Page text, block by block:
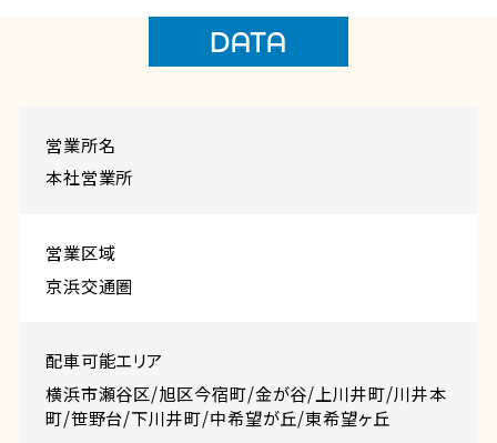
DATA
営業所名
本社営業所
営業区域
京浜交通圏
配⾞可能エリア
横浜市瀬谷区/旭区今宿町/金が谷/上川井町/川井本
町/笹野台/下川井町/中希望が丘/東希望ヶ丘